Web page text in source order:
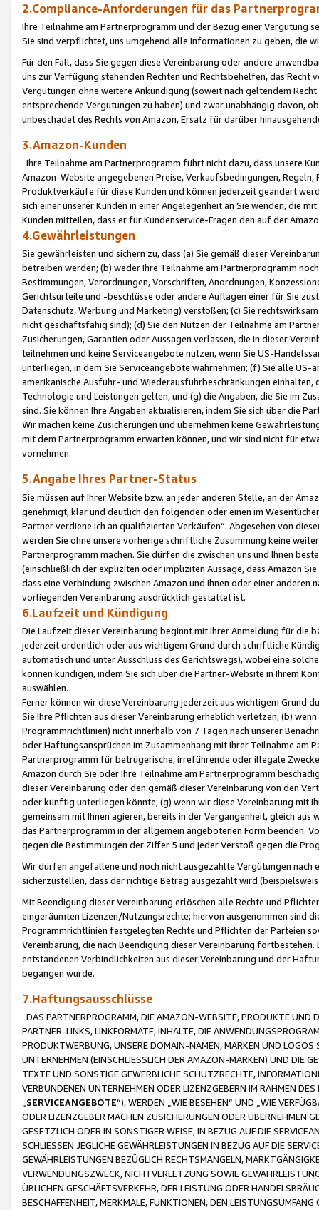
2.Compliance-Anforderungen für das
Ihre Teilnahme am Partnerprogramm und der Bezug einer Vergütung
Sie sind verpflichtet, uns umgehend alle Informationen zu geben, die
Für den Fall, dass Sie gegen diese Vereinbarung oder andere
uns zur Verfügung stehenden Rechten und Rechtsbehelfen, das
Vergütungen ohne weitere Ankündigung (soweit nach geltendem
entsprechende Vergütungen zu haben) und zwar unabhängig davon,
unbeschadet des Rechts von Amazon, Ersatz für darüber
3.Amazon-Kunden
Ihre Teilnahme am Partnerprogramm führt nicht dazu, dass unsere
Amazon-Website angegebenen Preise, Verkaufsbedingungen,
Produktverkäufe für diese Kunden und können jederzeit geändert
sich einer unserer Kunden in einer Angelegenheit an Sie wenden, die
Kunden mitteilen, dass er für Kundenservice-Fragen den auf der
4.Gewährleistungen
Sie gewährleisten und sichern zu, dass (a) Sie gemäß dieser
betreiben werden; (b) weder Ihre Teilnahme am Partnerprogramm
Bestimmungen, Verordnungen, Vorschriften, Anordnungen,
Gerichtsurteile und -beschlüsse oder andere Auflagen einer für Sie
Datenschutz, Werbung und Marketing) verstoßen; (c) Sie
nicht geschäftsfähig sind); (d) Sie den Nutzen der Teilnahme am
Zusicherungen, Garantien oder Aussagen verlassen, die in dieser
teilnehmen und keine Serviceangebote nutzen, wenn Sie US-
unterliegen, in dem Sie Serviceangebote wahrnehmen; (f) Sie alle
amerikanische Ausfuhr- und Wiederausfuhrbeschränkungen
Technologie und Leistungen gelten, und (g) die Angaben, die Sie im
sind. Sie können Ihre Angaben aktualisieren, indem Sie sich über die
Wir machen keine Zusicherungen und übernehmen keine
mit dem Partnerprogramm erwarten können, und wir sind nicht für
vornehmen.
5.Angabe Ihres Partner-Status
Sie müssen auf Ihrer Website bzw. an jeder anderen Stelle, an der
genehmigt, klar und deutlich den folgenden oder einen im
Partner verdiene ich an qualifizierten Verkäufen“. Abgesehen von
werden Sie ohne unsere vorherige schriftliche Zustimmung keine
Partnerprogramm machen. Sie dürfen die zwischen uns und Ihnen
(einschließlich der expliziten oder impliziten Aussage, dass Amazon
dass eine Verbindung zwischen Amazon und Ihnen oder einer
vorliegenden Vereinbarung ausdrücklich gestattet ist.
6.Laufzeit und Kündigung
Die Laufzeit dieser Vereinbarung beginnt mit Ihrer Anmeldung für die
jederzeit ordentlich oder aus wichtigem Grund durch schriftliche
automatisch und unter Ausschluss des Gerichtswegs), wobei eine
können kündigen, indem Sie sich über die Partner-Website in Ihrem
auswählen.
Ferner können wir diese Vereinbarung jederzeit aus wichtigem Grund
Sie Ihre Pflichten aus dieser Vereinbarung erheblich verletzen; (b)
Programmrichtlinien) nicht innerhalb von 7 Tagen nach unserer
oder Haftungsansprüchen im Zusammenhang mit Ihrer Teilnahme am
Partnerprogramm für betrügerische, irreführende oder illegale
Amazon durch Sie oder Ihre Teilnahme am Partnerprogramm
dieser Vereinbarung oder den gemäß dieser Vereinbarung von den
oder künftig unterliegen könnte; (g) wenn wir diese Vereinbarung mit
gemeinsam mit Ihnen agieren, bereits in der Vergangenheit, gleich
das Partnerprogramm in der allgemein angebotenen Form beenden.
gegen die Bestimmungen der Ziffer 5 und jeder Verstoß gegen die
Wir dürfen angefallene und noch nicht ausgezahlte Vergütungen
sicherzustellen, dass der richtige Betrag ausgezahlt wird
Mit Beendigung dieser Vereinbarung erlöschen alle Rechte und
eingeräumten Lizenzen/Nutzungsrechte; hiervon ausgenommen sind
Programmrichtlinien festgelegten Rechte und Pflichten der Parteien
Vereinbarung, die nach Beendigung dieser Vereinbarung
entstandenen Verbindlichkeiten aus dieser Vereinbarung und der
begangen wurde.
7.Haftungsausschlüsse
DAS PARTNERPROGRAMM, DIE AMAZON-WEBSITE, PRODUKTE UND
PARTNER-LINKS, LINKFORMATE, INHALTE, DIE
PRODUKTWERBUNG, UNSERE DOMAIN-NAMEN, MARKEN UND
UNTERNEHMEN (EINSCHLIESSLICH DER AMAZON-MARKEN) UND DIE
TEXTE UND SONSTIGE GEWERBLICHE SCHUTZRECHTE,
VERBUNDENEN UNTERNEHMEN ODER LIZENZGEBERN IM RAHMEN
SERVICEANGEBOTE“), WERDEN „WIE BESEHEN“ UND „WIE
ODER LIZENZGEBER MACHEN ZUSICHERUNGEN ODER ÜBERNEHMEN
GESETZLICH ODER IN SONSTIGER WEISE, IN BEZUG AUF DIE
SCHLIESSEN JEGLICHE GEWÄHRLEISTUNGEN IN BEZUG AUF DIE
GEWÄHRLEISTUNGEN BEZÜGLICH RECHTSMÄNGELN,
VERWENDUNGSZWECK, NICHTVERLETZUNG SOWIE
ÜBLICHEN GESCHÄFTSVERKEHR, DER LEISTUNG ODER
BESCHAFFENHEIT, MERKMALE, FUNKTIONEN, DEN